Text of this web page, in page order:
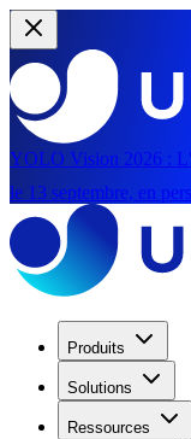
YOLO Vision 2026 :
le 13 septembre, en
Produits
Solutions
Ressources